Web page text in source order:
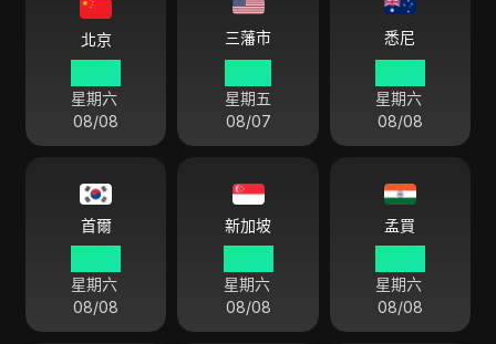
北京
星期六
08/08
三藩市
星期五
08/07
悉尼
星期六
08/08
首爾
星期六
08/08
新加坡
星期六
08/08
孟買
星期六
08/08